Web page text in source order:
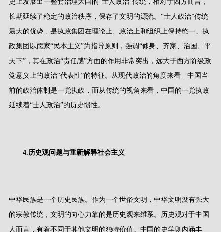
史上发展出一整套治理大国的“士人政治”传统，相对于西方而言，
长期延续了稳定的政治秩序，保存了文明的源流。 “士人政治”传统
最大的优势，是执政集团在理论上、政治上和组织上保持统一。执
政集团以儒家“民本主义”为指导原则，强调“修身、齐家、治国、平
天下” ，其在政治“责任感”方面的作用非常突出，远大于西方阶级政
党意义上的政治“代表性”的特征。从现代政治的角度来看，中国当
前的政治体制是一党执政，而从传统的视角来看，中国的一党执政
延续着“士人政治”的历史惯性。
4.历史观问题与重新解释社会主义
中华民族是一个历史民族。作为一个世俗文明，中华文明没有强大
的宗教传统，文明的向心力靠的是历史观来维系。历史观对于中国
人而言，有着不同于其他文明的独特价值。中国的史学则内涵丰